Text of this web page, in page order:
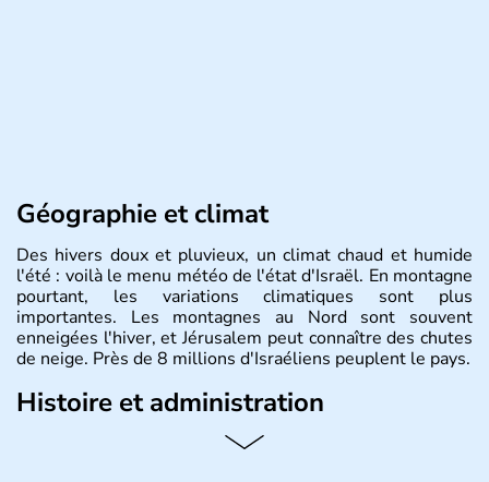
Géographie et climat
Des hivers doux et pluvieux, un climat chaud et humide
l'été : voilà le menu météo de l'état d'Israël. En montagne
pourtant, les variations climatiques sont plus
importantes. Les montagnes au Nord sont souvent
enneigées l'hiver, et Jérusalem peut connaître des chutes
de neige. Près de 8 millions d'Israéliens peuplent le pays.
Histoire et administration
L'Israël est un état de la partie est de la Méditerranée,